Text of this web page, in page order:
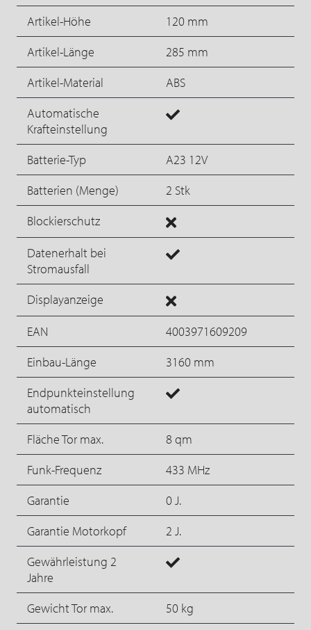
Artikel-Höhe
120 mm
Artikel-Länge
285 mm
Artikel-Material
ABS
Automatische
Krafteinstellung
Batterie-Typ
A23 12V
Batterien (Menge)
2 Stk
Blockierschutz
Datenerhalt bei
Stromausfall
Displayanzeige
EAN
4003971609209
Einbau-Länge
3160 mm
Endpunkteinstellung
automatisch
Fläche Tor max.
8 qm
Funk-Frequenz
433 MHz
Garantie
0 J.
Garantie Motorkopf
2 J.
Gewährleistung 2
Jahre
Gewicht Tor max.
50 kg